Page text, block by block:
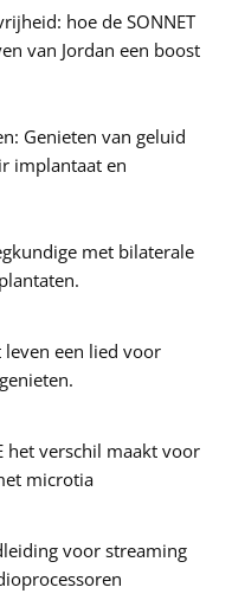
hoe de SONNET
van Jordan een boost
Genieten van geluid
implantaat en
met bilaterale
leven een lied voor
het verschil maakt voor
microtia
voor streaming